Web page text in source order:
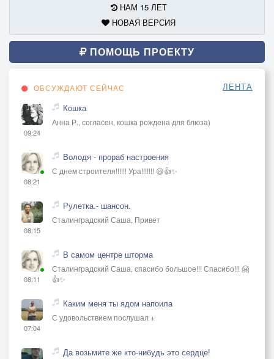
НАМ 15 ЛЕТ
НОВАЯ ВЕРСИЯ
ПОМОЩЬ ПРОЕКТУ
ОБСУЖДАЮТ СЕЙЧАС ЛЕНТА
09:24
Кошка
Анна Р., согласен, кошка рождена для блюза)
08:21
Володя - прораб настроения
С днем строителя!!!!!! Ура!!!!!!! 😃👍✨
08:15
Рулетка.- шансон.
Сталинградский Саша, Привет
08:11
В самом центре шторма
Сталинградский Саша, спасибо большое!!! Спасибо!!! 🤗
👍✨
07:04
Каким меня ты ядом напоила
С удовольствием послушал +
Да возьмите же кто-нибудь это сердце!